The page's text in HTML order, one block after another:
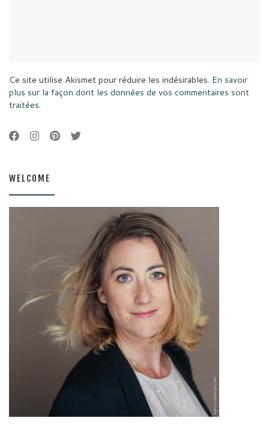
Ce site utilise Akismet pour réduire les indésirables. En savoir
plus sur la façon dont les données de vos commentaires sont
traitées.
WELCOME